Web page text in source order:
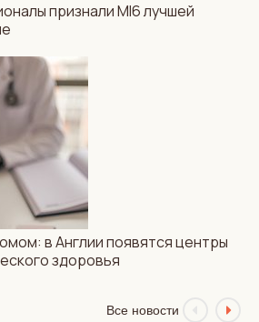
признали MI6 лучшей
в Англии появятся центры
здоровья
Все новости